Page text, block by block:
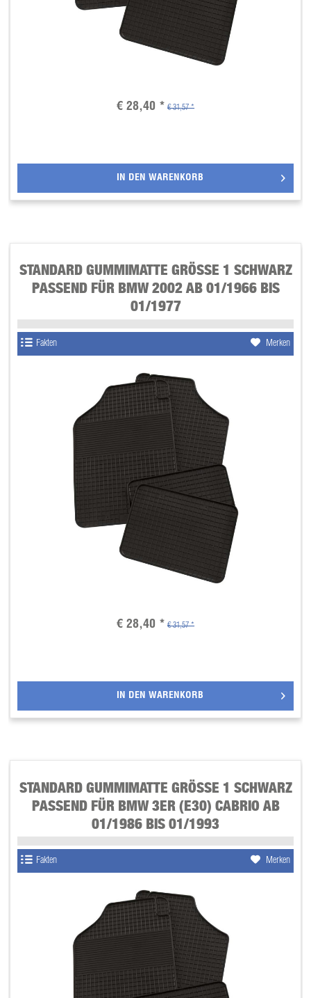
€ 28,40 * € 31,57 *
IN DEN WARENKORB
STANDARD GUMMIMATTE GRÖSSE 1 SCHWARZ P
ASSEND FÜR BMW 2002 AB 01/1966 BIS 0
1/1977
€ 28,40 * € 31,57 *
IN DEN WARENKORB
Fakten Merken
STANDARD GUMMIMATTE GRÖSSE 1 SCHWARZ P
ASSEND FÜR BMW 3ER (E30) CABRIO AB 0
1/1986 BIS 01/1993
Fakten Merken